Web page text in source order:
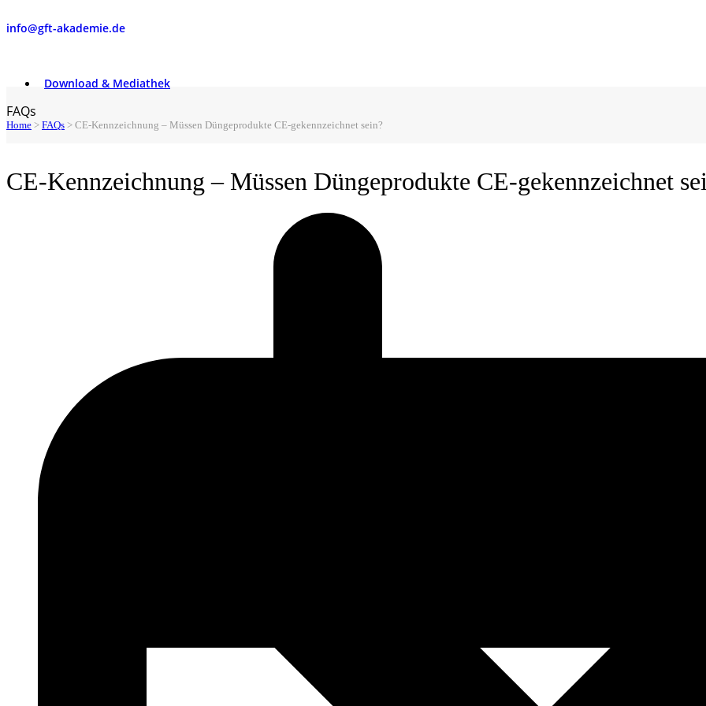
info@gft-akademie.de
Download & Mediathek
FAQs
Home > FAQs > CE-Kennzeichnung – Müssen Düngeprodukte CE-gekennzeichnet sein?
CE-Kennzeichnung – Müssen Düngeprodukte CE-gekennzeichnet